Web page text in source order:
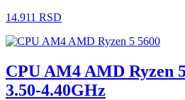
14.911 RSD
CPU AM4 AMD Ryzen
3.50-4.40GHz